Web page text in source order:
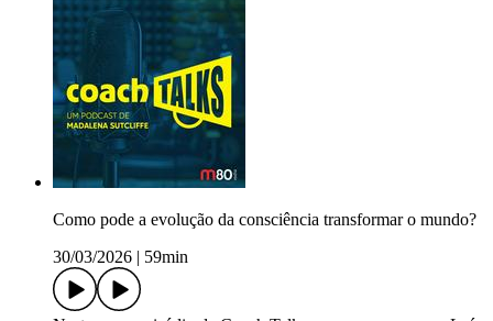
Como pode a evolução da consciência transformar o mundo?
30/03/2026
59min